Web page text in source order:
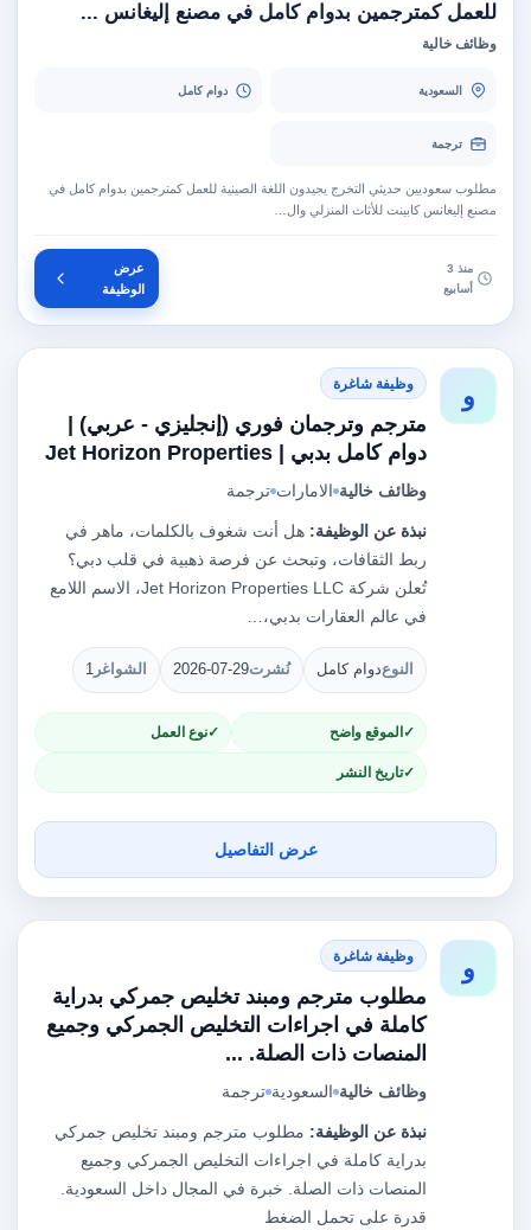
للعمل كمترجمين بدوام كامل في مصنع إليغانس ...
وظائف خالية
السعودية دوام كامل
ترجمة
مطلوب سعوديين حديثي التخرج يجيدون اللغة الصينية للعمل كمترجمين بدوام كامل في
مصنع إليغانس كابينت للأثاث المنزلي وال…
منذ 3
أسابيع
عرض
الوظيفة
و وظيفة شاغرة
مترجم وترجمان فوري (إنجليزي - عربي) |
دوام كامل بدبي | Jet Horizon Properties
وظائف خالية الامارات ترجمة
نبذة عن الوظيفة: هل أنت شغوف بالكلمات، ماهر في
ربط الثقافات، وتبحث عن فرصة ذهبية في قلب دبي؟
تُعلن شركة Jet Horizon Properties LLC، الاسم اللامع
في عالم العقارات بدبي،…
النوعدوام كامل نُشرت2026-07-29 الشواغر 1
الموقع واضح نوع العمل
تاريخ النشر
عرض التفاصيل
و وظيفة شاغرة
مطلوب مترجم ومبند تخليص جمركي بدراية
كاملة في اجراءات التخليص الجمركي وجميع
المنصات ذات الصلة. ...
وظائف خالية السعودية ترجمة
نبذة عن الوظيفة: مطلوب مترجم ومبند تخليص جمركي
بدراية كاملة في اجراءات التخليص الجمركي وجميع
المنصات ذات الصلة. خبرة في المجال داخل السعودية.
قدرة على تحمل الضغط